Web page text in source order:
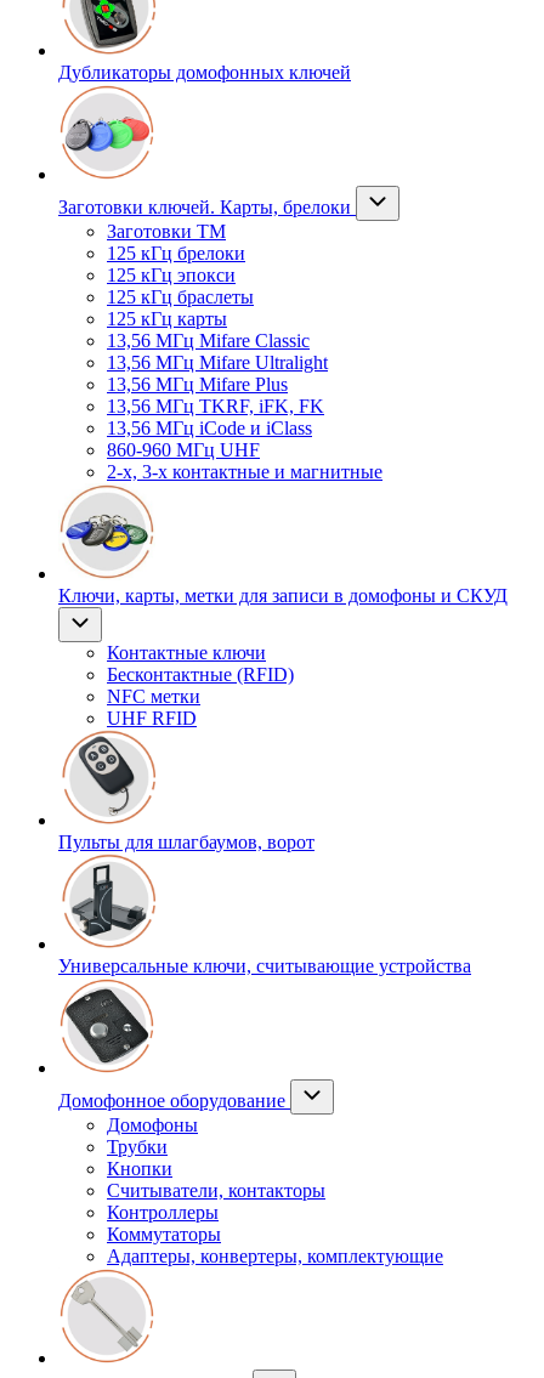
Дубликаторы домофонных ключей
Заготовки ключей. Карты, брелоки
Заготовки ТМ
125 кГц брелоки
125 кГц эпокси
125 кГц браслеты
125 кГц карты
13,56 МГц Mifare Classic
13,56 МГц Mifare Ultralight
13,56 МГц Mifare Plus
13,56 МГц TKRF, iFK, FK
13,56 МГц iCode и iClass
860-960 МГц UHF
2-х, 3-х контактные и магнитные
Ключи, карты, метки для записи в домофоны и СКУД
Контактные ключи
Бесконтактные (RFID)
NFC метки
UHF RFID
Пульты для шлагбаумов, ворот
Универсальные ключи, считывающие устройства
Домофонное оборудование
Домофоны
Трубки
Кнопки
Считыватели, контакторы
Контроллеры
Коммутаторы
Адаптеры, конвертеры, комплектующие